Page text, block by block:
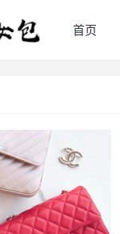
首页